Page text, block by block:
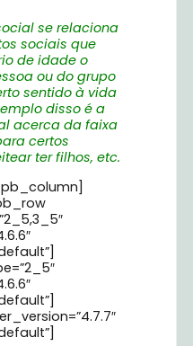
se relaciona
sociais que
de idade o
ou do grupo
sentido à vida
disso é a
acerca da faixa
certos
ter filhos, etc.